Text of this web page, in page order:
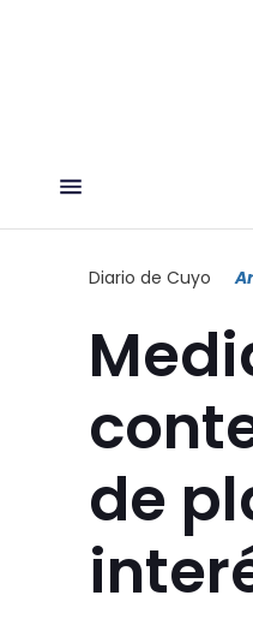
Diario de Cuyo
de